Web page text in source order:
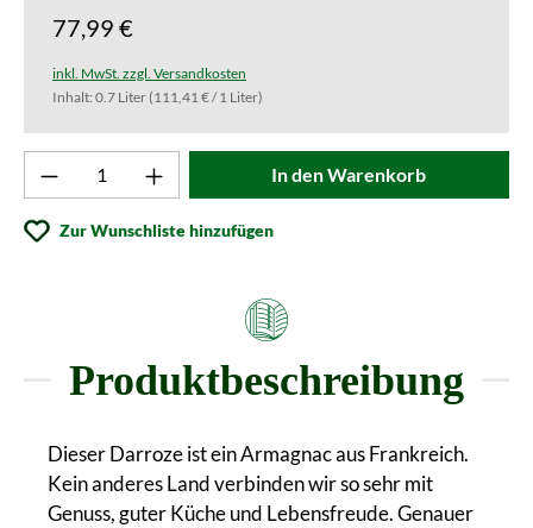
77,99 €
inkl. MwSt. zzgl. Versandkosten
Inhalt: 0.7 Liter(111,41 € / 1 Liter)
Produkt Anzahl: Gib den gewünschten
In den Warenkorb
Zur Wunschliste hinzufügen
Produktbeschreibung
Dieser Darroze ist ein Armagnac aus Frankreich.
Kein anderes Land verbinden wir so sehr mit
Genuss, guter Küche und Lebensfreude. Genauer